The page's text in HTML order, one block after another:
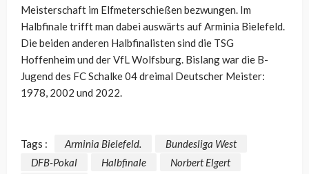
Meisterschaft im Elfmeterschießen bezwungen. Im
Halbfinale trifft man dabei auswärts auf Arminia Bielefeld.
Die beiden anderen Halbfinalisten sind die TSG
Hoffenheim und der VfL Wolfsburg. Bislang war die B-
Jugend des FC Schalke 04 dreimal Deutscher Meister:
1978, 2002 und 2022.
Tags : Arminia Bielefeld.
Bundesliga West
DFB-Pokal
Halbfinale
Norbert Elgert